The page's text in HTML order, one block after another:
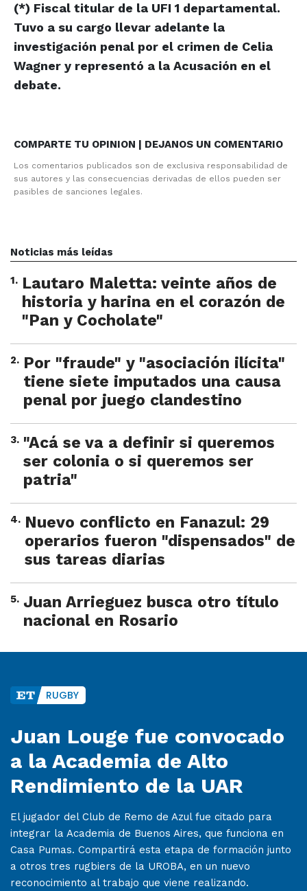
(*) Fiscal titular de la UFI 1 departamental.
Tuvo a su cargo llevar adelante la
investigación penal por el crimen de Celia
Wagner y representó a la Acusación en el
debate.
COMPARTE TU OPINION | DEJANOS UN COMENTARIO
Los comentarios publicados son de exclusiva responsabilidad de
sus autores y las consecuencias derivadas de ellos pueden ser
pasibles de sanciones legales.
Noticias más leídas
1. Lautaro Maletta: veinte años de
historia y harina en el corazón de
"Pan y Cocholate"
2. Por "fraude" y "asociación ilícita"
tiene siete imputados una causa
penal por juego clandestino
3. "Acá se va a definir si queremos
ser colonia o si queremos ser
patria"
4. Nuevo conflicto en Fanazul: 29
operarios fueron "dispensados" de
sus tareas diarias
5. Juan Arrieguez busca otro título
nacional en Rosario
RUGBY
Juan Louge fue convocado
a la Academia de Alto
Rendimiento de la UAR
El jugador del Club de Remo de Azul fue citado para
integrar la Academia de Buenos Aires, que funciona en
Casa Pumas. Compartirá esta etapa de formación junto
a otros tres rugbiers de la UROBA, en un nuevo
reconocimiento al trabajo que viene realizando.